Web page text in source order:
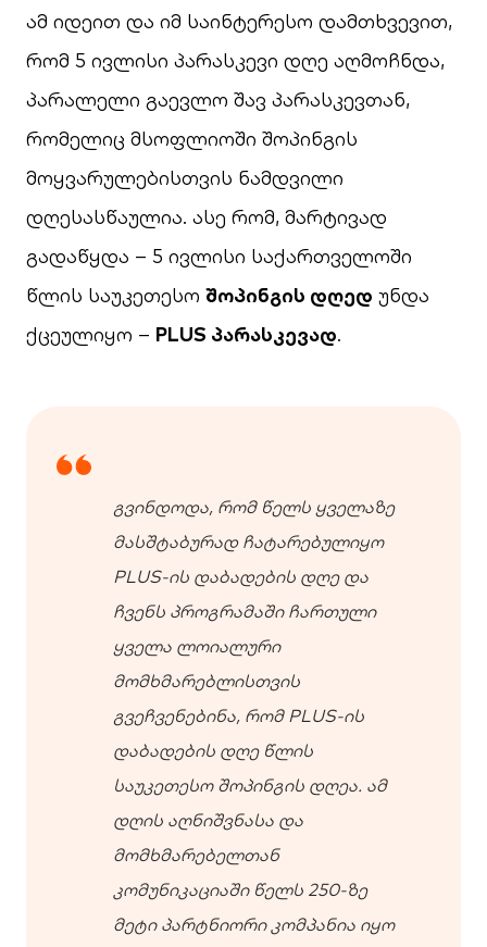
ამ იდეით და იმ საინტერესო დამთხვევით,
რომ 5 ივლისი პარასკევი დღე აღმოჩნდა,
პარალელი გაევლო შავ პარასკევთან,
რომელიც მსოფლიოში შოპინგის
მოყვარულებისთვის ნამდვილი
დღესასწაულია. ასე რომ, მარტივად
გადაწყდა – 5 ივლისი საქართველოში
წლის საუკეთესო შოპინგის დღედ უნდა
ქცეულიყო – PLUS პარასკევად.
გვინდოდა, რომ წელს ყველაზე
მასშტაბურად ჩატარებულიყო
PLUS-ის დაბადების დღე და
ჩვენს პროგრამაში ჩართული
ყველა ლოიალური
მომხმარებლისთვის
გვეჩვენებინა, რომ PLUS-ის
დაბადების დღე წლის
საუკეთესო შოპინგის დღეა. ამ
დღის აღნიშვნასა და
მომხმარებელთან
კომუნიკაციაში წელს 250-ზე
მეტი პარტნიორი კომპანია იყო